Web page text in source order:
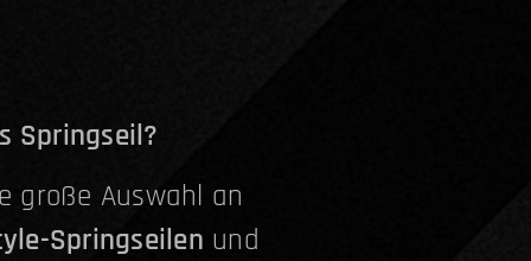
Springseil?
große Auswahl an
Springseilen und